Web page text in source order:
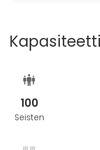
Kapasiteetti
100
Seisten